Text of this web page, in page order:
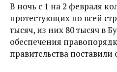
В ночь с 1 на 2 февраля
протестующих по всей
тысяч, из них 80 тысяч в
обеспечения
правительства